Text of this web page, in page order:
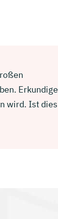
Erkundige
wird. Ist dies